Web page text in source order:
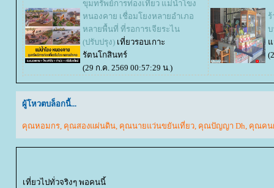
ขุมทรัพย์การท่องเที่ยว แม่น้ำโขง
หนองคาย เชื่อมโยงหลายอำเภอ
หลายพื้นที่ ที่รอการเจียระไน
(ปรับปรุง) เที่ยวรอบเกาะ
รัตนโกสินทร์
(29 ก.ค. 2569 00:57:29 น.)
บ
ผู้โหวตบล็อกนี้...
คุณหอมกร, คุณสองแผ่นดิน, คุณนายแว่นขยันเที่ยว, คุณปัญญา Dh, คุณคน
เที่ยวไปทั่วจริงๆ พอคนนี้